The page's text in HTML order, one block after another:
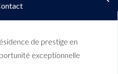
de prestige en
exceptionnelle